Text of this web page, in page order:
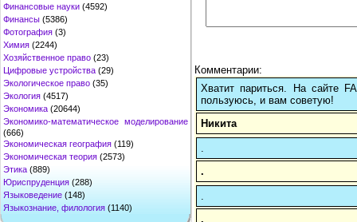
Финансовые науки (4592)
Финансы (5386)
Фотография (3)
Химия (2244)
Хозяйственное право (23)
Цифровые устройства (29)
Экологическое право (35)
Экология (4517)
Экономика (20644)
Экономико-математическое моделирование
(666)
Экономическая география (119)
Экономическая теория (2573)
Этика (889)
Юриспруденция (288)
Языковедение (148)
Языкознание, филология (1140)
Комментарии:
Хватит париться. На сайте
пользуюсь, и вам советую!
Никита
.
.